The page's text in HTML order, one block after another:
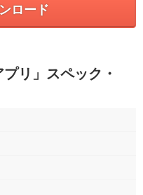
ロード
リ」スペック・